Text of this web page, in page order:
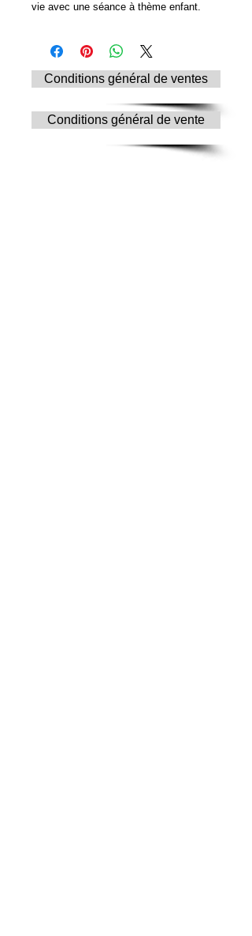
vie avec une séance à thème enfant.
Conditions général de ventes
Conditions général de vente